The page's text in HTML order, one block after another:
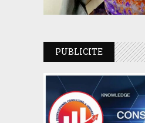
PUBLICITE